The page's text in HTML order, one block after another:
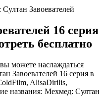
Завоевателей
16 серия
бесплатно
можете наслаждаться
Завоевателей 16 серия в
AlisaDirilis,
названия: Мехмед: Султан